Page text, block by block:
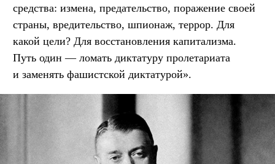
средства: измена, предательство, поражение своей
страны, вредительство, шпионаж, террор. Для
какой цели? Для восстановления капитализма.
Путь один — ломать диктатуру пролетариата
и заменять фашистской диктатурой».